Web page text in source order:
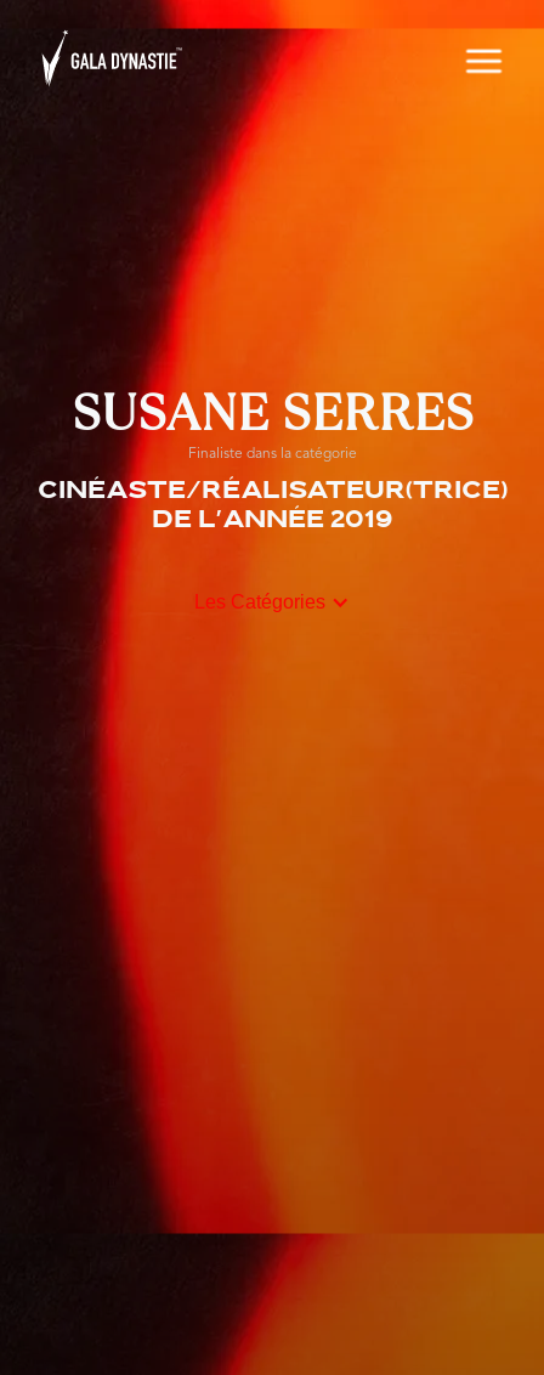
SUSANE SERRES
Finaliste dans la catégorie
Cinéaste/Réalisateur(trice)
de l'année 2019
Les Catégories